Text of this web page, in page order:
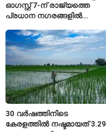
ഓഗസ്റ്റ് 7-ന് രാജ്യത്തെ
പ്രധാന നഗരങ്ങളിൽ
30 വർഷത്തിനിടെ
കേരളത്തിൽ നഷ്ടമായത് 3.29